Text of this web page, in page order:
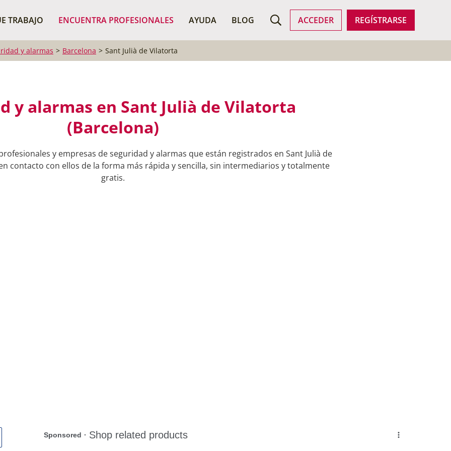
TRABAJO ENCUENTRA PROFESIONALES AYUDA BLOG ACCEDER REGÍSTRARSE
BUSCAR PROFESIONALES
y alarmas Barcelona Sant Julià de Vilatorta
y alarmas en Sant Julià de Vilatorta
(Barcelona)
y empresas de seguridad y alarmas que están registrados en Sant Julià de
contacto con ellos de la forma más rápida y sencilla, sin intermediarios y totalmente
gratis.